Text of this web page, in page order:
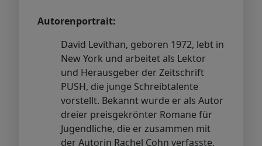
Autorenportrait:
David Levithan, geboren 1972, lebt in
New York und arbeitet als Lektor
und Herausgeber der Zeitschrift
PUSH, die junge Schreibtalente
vorstellt. Bekannt wurde er als Autor
dreier preisgekrönter Romane für
Jugendliche, die er zusammen mit
der Autorin Rachel Cohn verfasste.